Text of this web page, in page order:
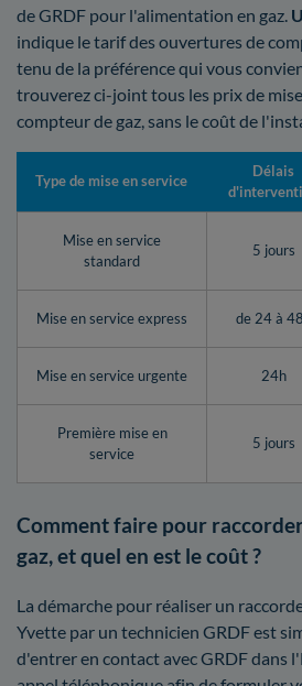
de GRDF pour l'alimentation en gaz.
indique le tarif des ouvertures de
tenu de la préférence qui vous
trouverez ci-joint tous les prix de
compteur de gaz, sans le coût de
Type de mise en service
Délais
Mise en service
standard
5 jours
Mise en service express de 24 à
Mise en service urgente 24h
Première mise en
service
5 jours
Comment faire pour
gaz, et quel en est le coût ?
La démarche pour réaliser un
Yvette par un technicien GRDF est
d'entrer en contact avec GRDF dans